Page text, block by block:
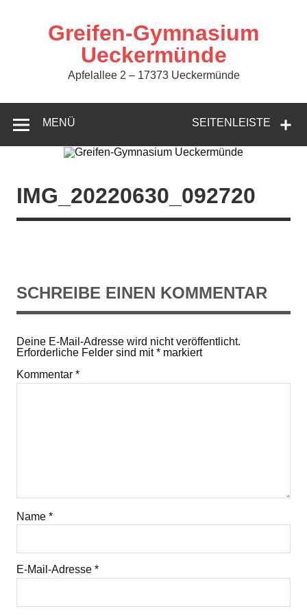
Greifen-Gymnasium
Ueckermünde
Apfelallee 2 – 17373 Ueckermünde
SEITENLEISTE
MENÜ
IMG_20220630_092720
SCHREIBE EINEN KOMMENTAR
Deine E-Mail-Adresse wird nicht veröffentlicht.
Erforderliche Felder sind mit* markiert
Kommentar *
Name *
E-Mail-Adresse *